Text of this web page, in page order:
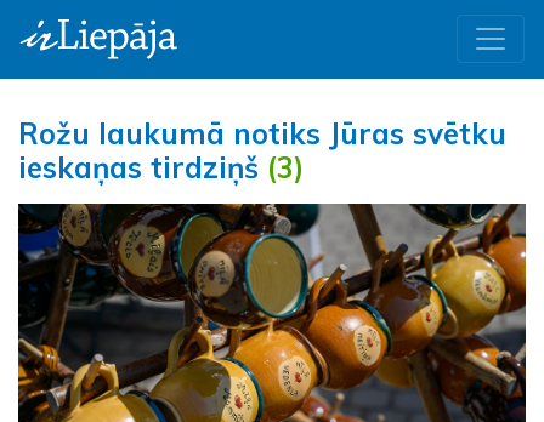
Rožu laukumā notiks Jūras svētku
ieskaņas tirdziņš (3)